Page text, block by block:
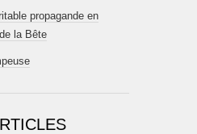
propagande en
la Bête